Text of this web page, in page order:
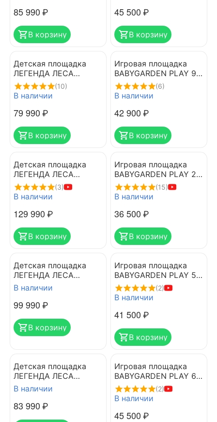
85 990₽
В корзину
45 500₽
В корзину
Детская площадка
ЛЕГЕНДА ЛЕСА
СТАНДАРТ 1+ с
горкой 2.2м
(10)
В наличии
79 990₽
В корзину
Игровая площадка
BABYGARDEN PLAY 9
LIGHT GREEN
(6)
В наличии
42 900₽
В корзину
Детская площадка
ЛЕГЕНДА ЛЕСА
УДАЧНАЯ 7(3)
В наличии
129 990₽
В корзину
Игровая площадка
BABYGARDEN PLAY 2
LIGHT GREEN
(15)
В наличии
36 500₽
В корзину
Детская площадка
ЛЕГЕНДА ЛЕСА
УДАЧНАЯ 3 золотой
В наличии
99 990₽
В корзину
Игровая площадка
BABYGARDEN PLAY 5
DARK GREEN
(2)
В наличии
41 500₽
В корзину
Детская площадка
ЛЕГЕНДА ЛЕСА
СТАНДАРТ 3 с горкой
В наличии
83 990₽
Игровая площадка
BABYGARDEN PLAY 6
DARK GREEN
(2)
В наличии
45 500₽